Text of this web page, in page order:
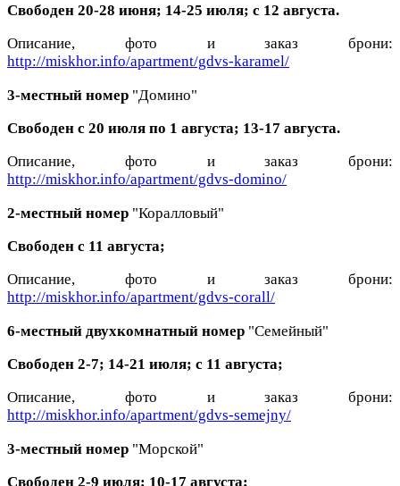
Свободен 20-28 июня; 14-25 июля; с 12 августа.
Описание, фото и заказ брони:
http://miskhor.info/apartment/gdvs-karamel/
3-местный номер "Домино"
Свободен с 20 июля по 1 августа; 13-17 августа.
Описание, фото и заказ брони:
http://miskhor.info/apartment/gdvs-domino/
2-местный номер "Коралловый"
Свободен с 11 августа;
Описание, фото и заказ брони:
http://miskhor.info/apartment/gdvs-corall/
6-местный двухкомнатный номер "Семейный"
Свободен 2-7; 14-21 июля; с 11 августа;
Описание, фото и заказ брони:
http://miskhor.info/apartment/gdvs-semejny/
3-местный номер "Морской"
Свободен 2-9 июля; 10-17 августа;